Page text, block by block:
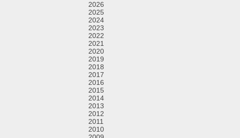
2026
2025
2024
2023
2022
2021
2020
2019
2018
2017
2016
2015
2014
2013
2012
2011
2010